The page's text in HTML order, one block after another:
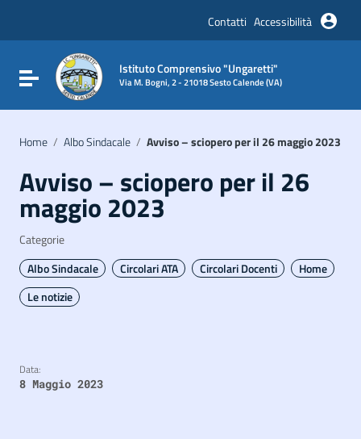
Vai al footer
Contatti Accessibilità
Attiva / disattiva la navigazione
Istituto Comprensivo "Ungaretti"
Via M. Bogni, 2 - 21018 Sesto Calende (VA)
Home / Albo Sindacale / Avviso – sciopero per il 26 maggio 2023
Avviso – sciopero per il 26
maggio 2023
Categorie
Albo Sindacale
Circolari ATA Circolari Docenti
Home
Le notizie
Data:
8 Maggio 2023